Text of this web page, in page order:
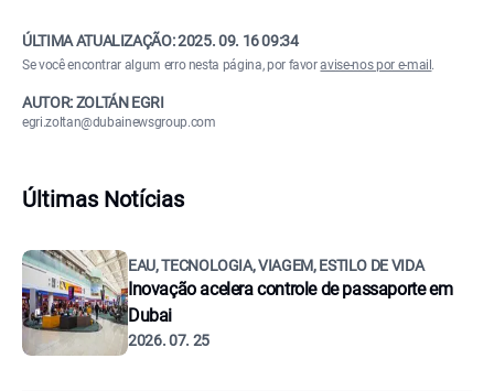
ÚLTIMA ATUALIZAÇÃO:2025. 09. 16 09:34
Se você encontrar algum erro nesta página, por favoravise-nos por e-mail .
AUTOR: ZOLTÁN EGRI
egri.zoltan@dubainewsgroup.com
Últimas Notícias
EAU, TECNOLOGIA, VIAGEM, ESTILO DE VIDA
Inovação acelera controle de passaporte em
Dubai
2026. 07. 25